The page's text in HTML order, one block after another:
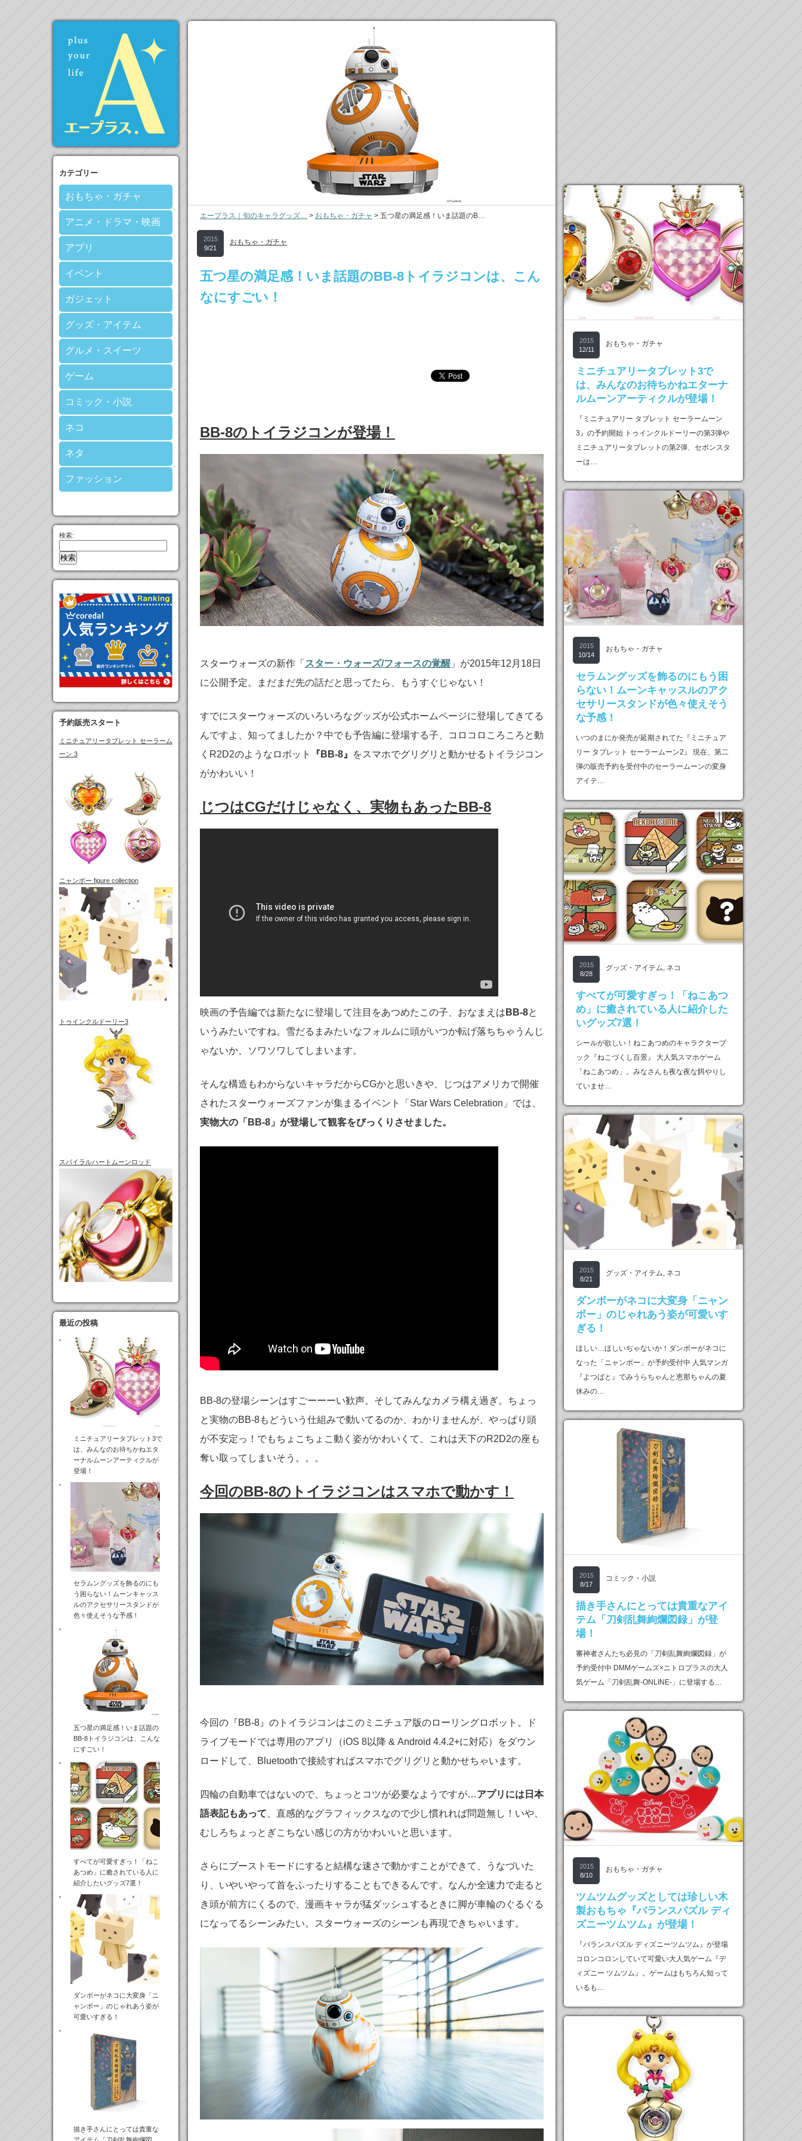
カテゴリー
おもちゃ・ガチャ
アニメ・ドラマ・映画
アプリ
イベント
ガジェット
グッズ・アイテム
グルメ・スイーツ
ゲーム
コミック・小説
ネコ
ネタ
ファッション
検索:
予約販売スタート
ミニチュアリータブレット セーラーム
ーン 3
ニャンボー figure collection
トゥインクルドーリー3
スパイラルハートムーンロッド
最近の投稿
ミニチュアリータブレット3で
は、みんなのお待ちかねエタ
ーナルムーンアーティクルが
登場！
セラムングッズを飾るのにも
う困らない！ムーンキャッス
ルのアクセサリースタンドが
色々使えそうな予感！
五つ星の満足感！いま話題の
BB-8トイラジコンは、こんな
にすごい！
すべてが可愛すぎっ！「ねこ
あつめ」に癒されている人に
紹介したいグッズ7選！
ダンボーがネコに大変身「ニ
ャンボー」のじゃれあう姿が
可愛いすぎる！
描き手さんにとっては貴重な
エープラス｜旬のキャラグッズ… > おもちゃ・ガチャ > 五つ星の満足感！いま話題のB…
2015
9/21
おもちゃ・ガチャ
五つ星の満足感！いま話題のBB-8トイラジコンは、こん
なにすごい！
BB-8のトイラジコンが登場！
スターウォーズの新作「 スター・ウォーズ/フォースの覚醒 」が2015年12月18日
に公開予定。まだまだ先の話だと思ってたら、もうすぐじゃない！
すでにスターウォーズのいろいろなグッズが公式ホームページに登場してきてる
んですよ、知ってましたか？中でも予告編に登場する子、コロコロころころと動
くR2D2のようなロボット
『BB-8』
をスマホでグリグリと動かせるトイラジコン
がかわいい！
じつはCGだけじゃなく、実物もあったBB-8
映画の予告編では新たなに登場して注目をあつめたこの子、おなまえは BB-8と
いうみたいですね。雪だるまみたいなフォルムに頭がいつか転げ落ちちゃうんじ
ゃないか、ソワソワしてしまいます。
そんな構造もわからないキャラだからCGかと思いきや、じつはアメリカで開催
されたスターウォーズファンが集まるイベント「Star Wars Celebration」では、
実物大の「BB-8」が登場して観客をびっくりさせました。
BB-8の登場シーンはすごーーーい歓声。そしてみんなカメラ構え過ぎ。ちょっ
と実物のBB-8もどういう仕組みで動いてるのか、わかりませんが、やっぱり頭
が不安定っ！でもちょこちょこ動く姿がかわいくて、これは天下のR2D2の座も
奪い取ってしまいそう。。。
今回のBB-8のトイラジコンはスマホで動かす！
今回の『BB-8』のトイラジコンはこのミニチュア版のローリングロボット。ド
ライブモードでは専用のアプリ（iOS 8以降 & Android 4.4.2+に対応）をダウン
ロードして、Bluetoothで接続すればスマホでグリグリと動かせちゃいます。
四輪の自動車ではないので、ちょっとコツが必要なようですが…アプリには日本
語表記もあって 、直感的なグラフィックスなので少し慣れれば問題無し！いや、
むしろちょっとぎこちない感じの方がかわいいと思います。
さらにブーストモードにすると結構な速さで動かすことができて、うなづいた
り、いやいやって首をふったりすることもできるんです。なんか全速力で走ると
き頭が前方にくるので、漫画キャラが猛ダッシュするときに脚が車輪のぐるぐる
になってるシーンみたい。スターウォーズのシーンも再現できちゃいます。
2015
12/11
おもちゃ・ガチャ
ミニチュアリータブレット3で
は、みんなのお待ちかねエターナ
ルムーンアーティクルが登場！
『ミニチュアリー タブレット セーラームーン
3』の予約開始 トゥインクルドーリーの第3弾や
ミニチュアリータブレットの第2弾、セボンスタ
ーは…
2015
10/14
おもちゃ・ガチャ
セラムングッズを飾るのにもう困
らない！ムーンキャッスルのアク
セサリースタンドが色々使えそう
な予感！
いつのまにか発売が延期されてた『ミニチュア
リー タブレット セーラームーン2』 現在、第二
弾の販売予約を受付中のセーラームーンの変身
アイテ…
2015
8/28
グッズ・アイテム, ネコ
すべてが可愛すぎっ！「ねこあつ
め」に癒されている人に紹介した
いグッズ7選！
シールが欲しい！ねこあつめのキャラクターブ
ック『ねこづくし百景』 大人気スマホゲーム
「ねこあつめ」。みなさんも夜な夜な餌やりし
ていませ…
2015
8/21
グッズ・アイテム, ネコ
ダンボーがネコに大変身「ニャン
ボー」のじゃれあう姿が可愛いす
ぎる！
ほしい…ほしいぢゃないか！ダンボーがネコに
なった「ニャンボー」が予約受付中 人気マンガ
『よつばと』でみうらちゃんと恵那ちゃんの夏
休みの…
2015
8/17
コミック・小説
描き手さんにとっては貴重なアイ
テム「刀剣乱舞絢爛図録」が登
場！
審神者さんたち必見の「刀剣乱舞絢爛図録」が
予約受付中 DMMゲームズ×ニトロプラスの大人
気ゲーム「刀剣乱舞-ONLINE-」に登場する…
2015
8/10
おもちゃ・ガチャ
ツムツムグッズとしては珍しい木
製おもちゃ『バランスパズル ディ
ズニーツムツム』が登場！
『バランスパズル ディズニーツムツム』が登場
コロンコロンしていて可愛い大人気ゲーム『デ
ィズニー ツムツム』。ゲームはもちろん知って
いるも…